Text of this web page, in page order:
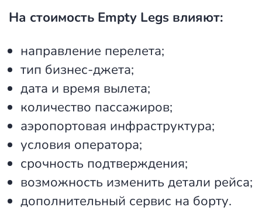
На стоимость Empty Legs влияют:
направление перелета;
тип бизнес-джета;
дата и время вылета;
количество пассажиров;
аэропортовая инфраструктура;
условия оператора;
срочность подтверждения;
возможность изменить детали рейса;
дополнительный сервис на борту.